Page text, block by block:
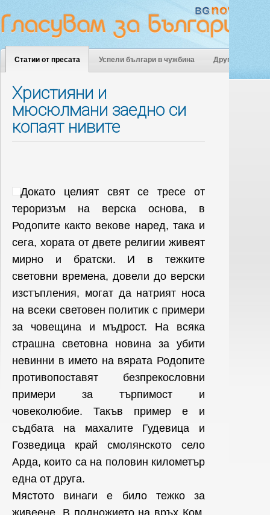
Статии от пресата Успели българи в чужбина Други
Християни и
мюсюлмани заедно си
копаят нивите
Докато целият свят се тресе от
тероризъм на верска основа, в
Родопите както векове наред, така и
сега, хората от двете религии живеят
мирно и братски. И в тежките
световни времена, довели до верски
изстъпления, могат да натрият носа
на всеки световен политик с примери
за човещина и мъдрост. На всяка
страшна световна новина за убити
невинни в името на вярата Родопите
противопоставят безпрекословни
примери за търпимост и
човеколюбие. Такъв пример е и
съдбата на махалите Гудевица и
Гозведица край смолянското село
Арда, които са на половин километър
една от друга.
Мястото винаги е било тежко за
живеене. В подножието на връх Ком,